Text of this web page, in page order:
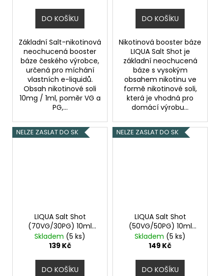
DO KOŠÍKU
Základní Salt-nikotinová
neochucená booster
báze českého výrobce,
určená pro míchání
vlastních e-liquidů.
Obsah nikotinové soli
10mg / 1ml, poměr VG a
PG,...
DO KOŠÍKU
Nikotinová booster báze
LIQUA Salt Shot je
základní neochucená
báze s vysokým
obsahem nikotinu ve
formě nikotinové soli,
která je vhodná pro
domácí výrobu...
NELZE ZASLAT DO SK
LIQUA Salt Shot
(70VG/30PG) 10ml
5mg
Skladem (5 ks)
139 Kč
DO KOŠÍKU
NELZE ZASLAT DO SK
LIQUA Salt Shot
(50VG/50PG) 10ml
15mg
Skladem (5 ks)
149 Kč
DO KOŠÍKU